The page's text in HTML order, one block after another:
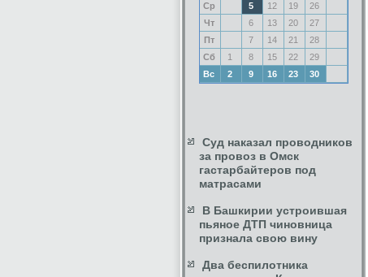
Ср
5 12 19
26
Чт
6 13 20
27
Пт
7 14 21
28
Сб
1 8 15 22
29
Вс
2 9 16 23 30
Суд наказал проводников
за провоз в Омск
гастарбайтеров под
матрасами
В Башкирии устроившая
пьяное ДТП чиновница
признала свою вину
Два беспилотника